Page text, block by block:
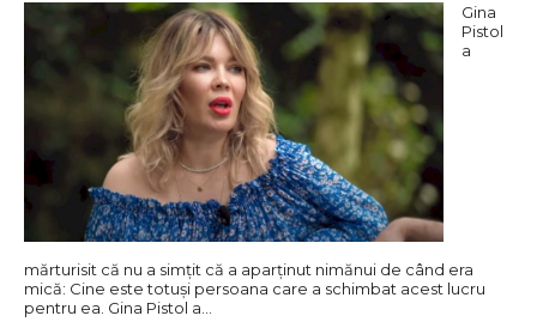
Gina
Pistol
a
mărturisit că nu a simțit că a aparținut nimănui de când era
mică: Cine este totuși persoana care a schimbat acest lucru
pentru ea. Gina Pistol a…